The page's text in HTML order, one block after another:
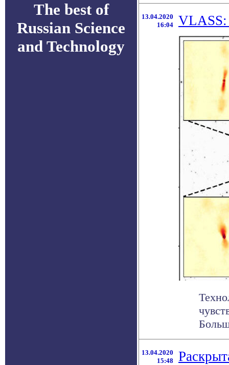
The best of
Russian Science
and Technology
13.04.2020
16:04
VLASS:
13.04.2020
15:48